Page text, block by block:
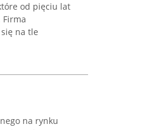
od pięciu lat
na tle
na rynku